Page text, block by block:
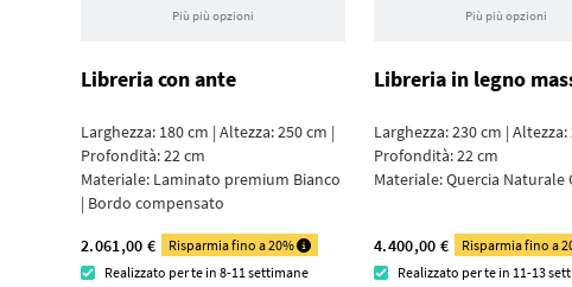
Più più opzioni
Libreria con ante
Larghezza: 180 cm | Altezza: 250 cm |
Profondità: 22 cm
Materiale: Laminato premium Bianco
| Bordo compensato
2.061,00 €
Risparmia fino a 20%
Realizzato per te in 8-11 settimane
Più più opzioni
Libreria in legno
Larghezza: 230 cm | Altezza:
Profondità: 22 cm
Materiale:Quercia Naturale
4.400,00 €
Risparmia fino a
Realizzato per te in 11-13